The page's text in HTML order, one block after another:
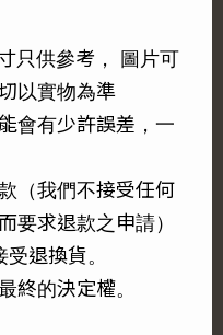
只供參考， 圖片可
以實物為準
會有少許誤差，一
（我們不接受任何
要求退款之申請）
退換貨。
終的決定權。